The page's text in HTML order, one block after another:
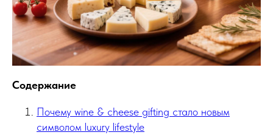
Содержание
Почему wine & cheese gifting стало новым
символом luxury lifestyle